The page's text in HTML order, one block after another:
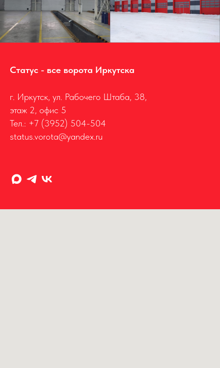
Статус - все ворота Иркутска
г. Иркутск, ул. Рабочего Штаба, 38,
этаж 2, офис 5
Тел.: +7 (3952) 504-504
status.vorota@yandex.ru